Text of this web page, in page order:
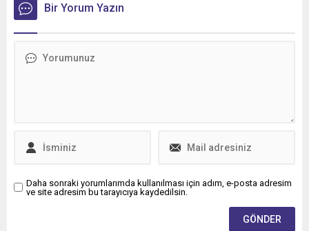
ticari araçlara madeni yağ
tedarikini kapsayan stratejik
iş birliği üçüncü yılına girdi.
Bir Yorum Yazın
Daha sonraki yorumlarımda kullanılması için adım, e-posta adresim
ve site adresim bu tarayıcıya kaydedilsin.